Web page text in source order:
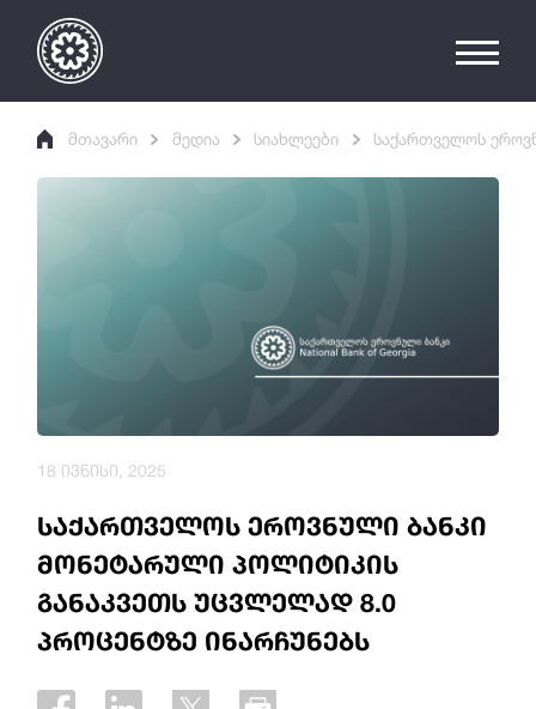
მთავარი მედია სიახლეები საქართველოს
საქართველოს ეროვნული ბანკი
მონეტარული პოლიტიკის
განაკვეთს უცვლელად 8.0
პროცენტზე ინარჩუნებს
18 ივნისი, 2025